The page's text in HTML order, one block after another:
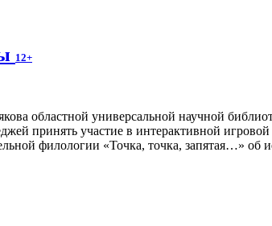
12+
областной универсальной научной
принять участие в интерактивной
филологии «Точка, точка, запятая…» об